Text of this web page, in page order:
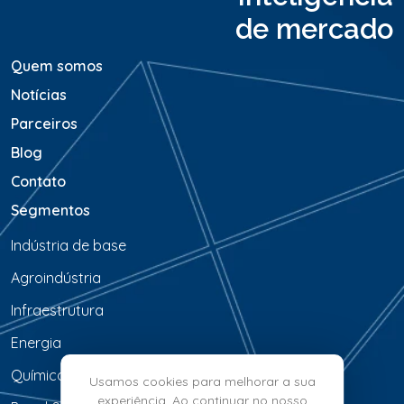
de mercado
Quem somos
Notícias
Parceiros
Blog
Contato
Segmentos
Indústria de base
Agroindústria
Infraestrutura
Energia
Química & PetroquímicaUsamos cookies para melhorar a sua
experiência. Ao continuar no nosso